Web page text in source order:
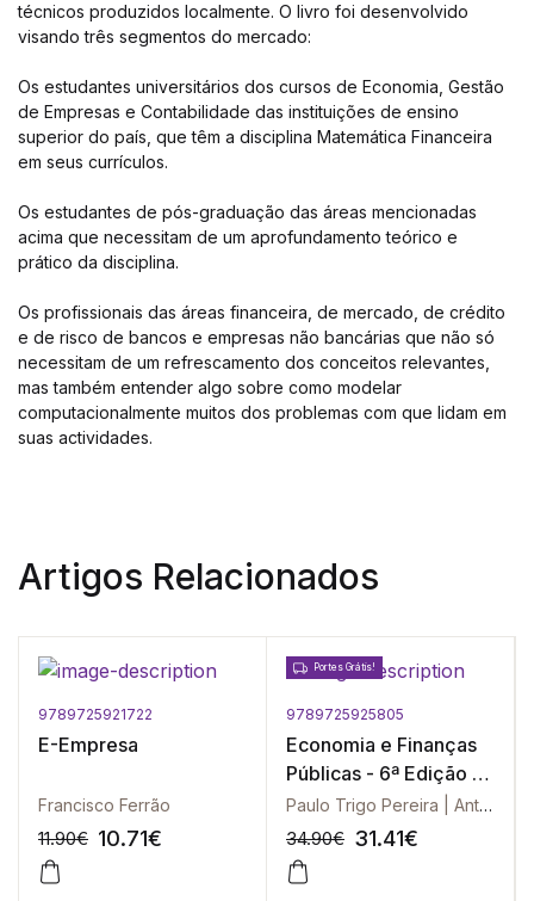
técnicos produzidos localmente. O livro foi desenvolvido
visando três segmentos do mercado:
Os estudantes universitários dos cursos de Economia, Gestão
de Empresas e Contabilidade das instituições de ensino
superior do país, que têm a disciplina Matemática Financeira
em seus currículos.
Os estudantes de pós-graduação das áreas mencionadas
acima que necessitam de um aprofundamento teórico e
prático da disciplina.
Os profissionais das áreas financeira, de mercado, de crédito
e de risco de bancos e empresas não bancárias que não só
necessitam de um refrescamento dos conceitos relevantes,
mas também entender algo sobre como modelar
computacionalmente muitos dos problemas com que lidam em
suas actividades.
Artigos Relacionados
9789725921722
E-Empresa
Francisco Ferrão
11.90€ 10.71€
Portes Grátis!
9789725925805
Economia e Finanças
Públicas - 6ª Edição (
Revista e Actualizada )Paulo Trigo Pereira | António Afonso | José Carlos Gomes Santos | Manuela Arcanjo | Ricardo Cabral
34.90€ 31.41€